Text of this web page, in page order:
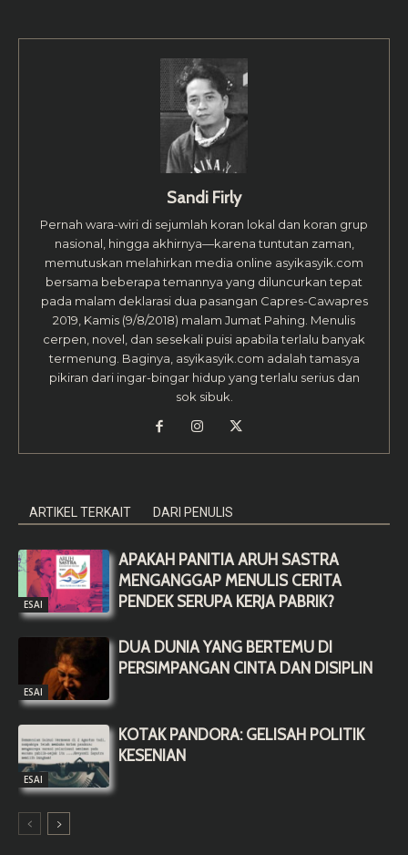
Sandi Firly
Pernah wara-wiri di sejumlah koran lokal dan koran grup
nasional, hingga akhirnya—karena tuntutan zaman,
memutuskan melahirkan media online asyikasyik.com
bersama beberapa temannya yang diluncurkan tepat
pada malam deklarasi dua pasangan Capres-Cawapres
2019, Kamis (9/8/2018) malam Jumat Pahing. Menulis
cerpen, novel, dan sesekali puisi apabila terlalu banyak
termenung. Baginya, asyikasyik.com adalah tamasya
pikiran dari ingar-bingar hidup yang terlalu serius dan
sok sibuk.
ARTIKEL TERKAIT DARI PENULIS
ESAI
APAKAH PANITIA ARUH SASTRA
MENGANGGAP MENULIS CERITA
PENDEK SERUPA KERJA PABRIK?
ESAI
DUA DUNIA YANG BERTEMU DI
PERSIMPANGAN CINTA DAN DISIPLIN
ESAI
KOTAK PANDORA: GELISAH POLITIK
KESENIAN